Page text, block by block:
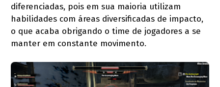
diferenciadas, pois em sua maioria utilizam
habilidades com áreas diversificadas de impacto,
o que acaba obrigando o time de jogadores a se
manter em constante movimento.